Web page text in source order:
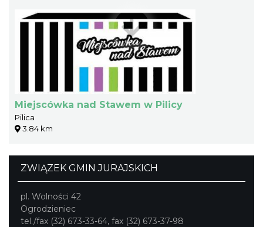
Miejscówka nad Stawem w Pilicy
Pilica
3.84 km
ZWIĄZEK GMIN JURAJSKICH
pl. Wolności 42
Ogrodzieniec
tel./fax (32) 673-33-64, fax (32) 673-37-98